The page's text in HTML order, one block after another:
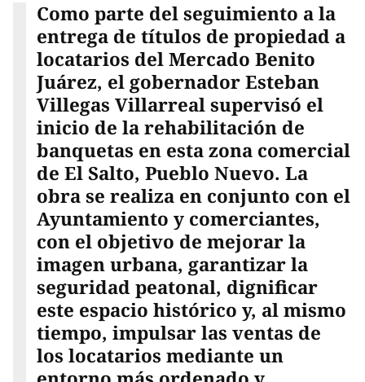
Como parte del seguimiento a la
entrega de títulos de propiedad a
locatarios del Mercado Benito
Juárez, el gobernador Esteban
Villegas Villarreal supervisó el
inicio de la rehabilitación de
banquetas en esta zona comercial
de El Salto, Pueblo Nuevo. La
obra se realiza en conjunto con el
Ayuntamiento y comerciantes,
con el objetivo de mejorar la
imagen urbana, garantizar la
seguridad peatonal, dignificar
este espacio histórico y, al mismo
tiempo, impulsar las ventas de
los locatarios mediante un